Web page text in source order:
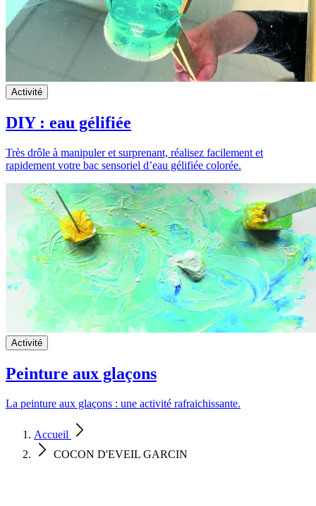
Activité
DIY : eau gélifiée
Très drôle à manipuler et surprenant, réalisez facilement et
rapidement votre bac sensoriel d’eau gélifiée colorée.
Activité
Peinture aux glaçons
La peinture aux glaçons : une activité rafraichissante.
Accueil
COCON D'EVEIL GARCIN